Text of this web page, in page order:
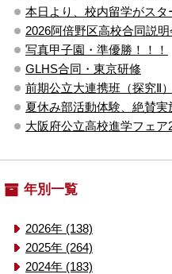
本日より、校内留学がスタ
2026阿倍野区高校合同説
写真甲子園・準優勝！！！
GLHS合同・東京研修
前期公立大連携班（探究Ⅱ
夏休み部活動体験、絶賛実
大阪府公立高校進学フェア
年別一覧
2026年 (138)
2025年 (264)
2024年 (183)